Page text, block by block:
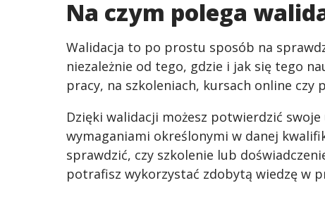
Na czym polega
Walidacja to po prostu sposób na
niezależnie od tego, gdzie i jak się tego
pracy, na szkoleniach, kursach online czy
Dzięki walidacji możesz potwierdzić
wymaganiami określonymi w danej
sprawdzić, czy szkolenie lub
potrafisz wykorzystać zdobytą wiedzę w